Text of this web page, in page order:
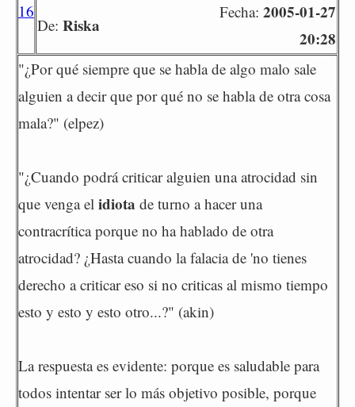
16
De: Riska
Fecha: 2005-01-27
20:28
"¿Por qué siempre que se habla de algo malo sale
alguien a decir que por qué no se habla de otra cosa
mala?" (elpez)
"¿Cuando podrá criticar alguien una atrocidad sin
que venga el idiota de turno a hacer una
contracrítica porque no ha hablado de otra
atrocidad? ¿Hasta cuando la falacia de 'no tienes
derecho a criticar eso si no criticas al mismo tiempo
esto y esto y esto otro...?" (akin)
La respuesta es evidente: porque es saludable para
todos intentar ser lo más objetivo posible, porque